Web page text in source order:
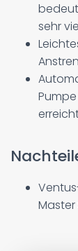
sehr
Master